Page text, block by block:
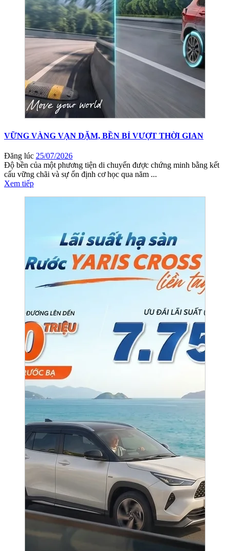
VỮNG VÀNG VẠN DẶM, BỀN BỈ VƯỢT THỜI GIAN
Đăng lúc 25/07/2026
Độ bền của một phương tiện di chuyển được chứng minh bằng kết
cấu vững chãi và sự ổn định cơ học qua năm ...
Xem tiếp